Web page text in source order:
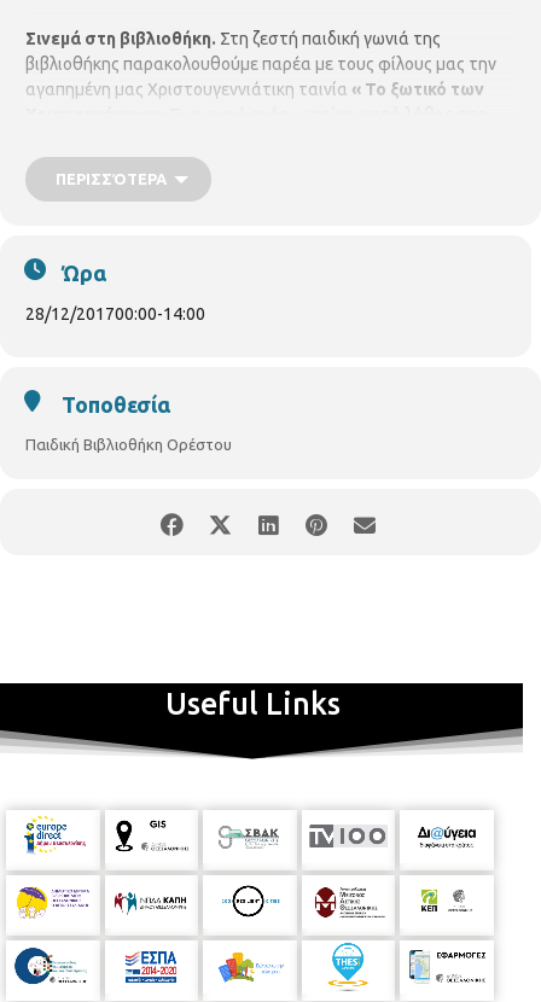
Σινεμά στη βιβλιοθήκη. Στη ζεστή παιδική γωνιά της
βιβλιοθήκης παρακολουθούμε παρέα με τους φίλους μας την
αγαπημένη μας Χριστουγεννιάτικη ταινία « Το ξωτικό των
εκείνος δεν το καταλαβαίνει και παίρνει μαζί του τον Buddy
μέχρι το Βόρειο Πόλο.
Για παιδιά από 6 ετών. Με
ΠΕΡΙΣΣΌΤΕΡΑ
Ώρα
28/12/201700:00-14:00
Τοποθεσία
Παιδική Βιβλιοθήκη Ορέστου
Useful Links